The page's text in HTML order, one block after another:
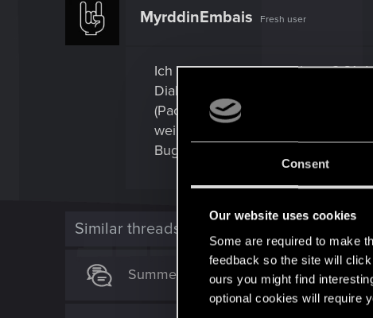
Consent
Our website uses cookies
Some are required to make
feedback so the site will
ours you might find
optional cookies will require
MyrddinEmbais Fresh user
Ich habe seit Patch 2.3 bzw. 2.31
Dialog zur Rettung Nikas nicht
(Paco und Babs sind einfach
weil V sofort mit der Meldung
Bugs oder gibt es irgendwelche
Similar threads
Summer Game Fest 2026 :-)